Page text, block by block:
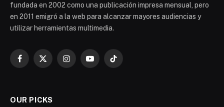
fundada en 2002 como una publicación impresa mensual, pero
en 2011 emigró a la web para alcanzar mayores audiencias y
utilizar herramientas multimedia.
Facebook
X
InstagramYouTubeTikTok
OUR PICKS